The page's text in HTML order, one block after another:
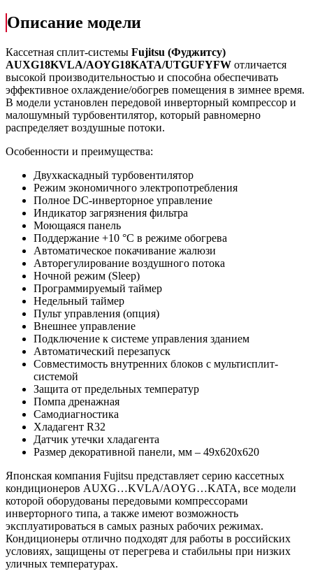
Описание модели
Кассетная сплит-системы Fujitsu (Фуджитсу)
AUXG18KVLA/AOYG18KATA/UTGUFYFW отличается
высокой производительностью и способна обеспечивать
эффективное охлаждение/обогрев помещения в зимнее время.
В модели установлен передовой инверторный компрессор и
малошумный турбовентилятор, который равномерно
распределяет воздушные потоки.
Особенности и преимущества:
Двухкаскадный турбовентилятор
Режим экономичного электропотребления
Полное DC-инверторное управление
Индикатор загрязнения фильтра
Моющаяся панель
Поддержание +10 °С в режиме обогрева
Автоматическое покачивание жалюзи
Авторегулирование воздушного потока
Ночной режим (Sleep)
Программируемый таймер
Недельный таймер
Пульт управления (опция)
Внешнее управление
Подключение к системе управления зданием
Автоматический перезапуск
Совместимость внутренних блоков с мультисплит-
системой
Защита от предельных температур
Помпа дренажная
Самодиагностика
Хладагент R32
Датчик утечки хладагента
Размер декоративной панели, мм – 49х620х620
Японская компания Fujitsu представляет серию кассетных
кондиционеров AUXG…KVLA/AOYG…KATA, все модели
которой оборудованы передовыми компрессорами
инверторного типа, а также имеют возможность
эксплуатироваться в самых разных рабочих режимах.
Кондиционеры отлично подходят для работы в российских
условиях, защищены от перегрева и стабильны при низких
уличных температурах.